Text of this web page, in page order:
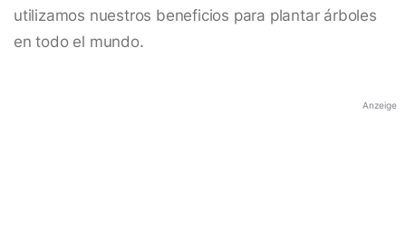
utilizamos nuestros beneficios para plantar árboles
en todo el mundo.
Anzeige